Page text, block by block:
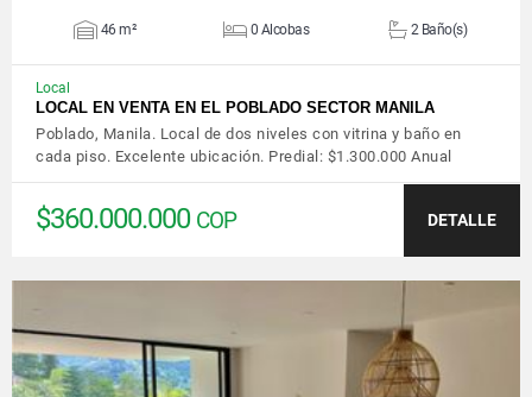
46 m² 0 Alcobas 2 Baño(s)
Local
LOCAL EN VENTA EN EL POBLADO SECTOR MANILA
Poblado, Manila. Local de dos niveles con vitrina y baño en
cada piso. Excelente ubicación. Predial: $1.300.000 Anual
$360.000.000 COP DETALLE